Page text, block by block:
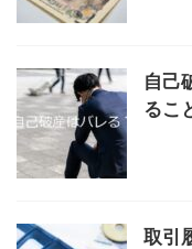
自己
るこ
取引